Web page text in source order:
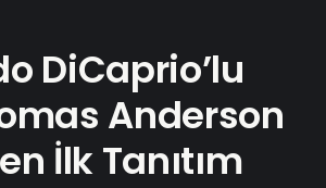
DiCaprio’lu
Anderson
İlk Tanıtım